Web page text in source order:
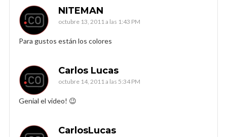
NITEMAN
octubre 13, 2011 a las 1:43 PM
Para gustos están los colores
Carlos Lucas
octubre 14, 2011 a las 5:34 PM
Genial el video! 😉
CarlosLucas